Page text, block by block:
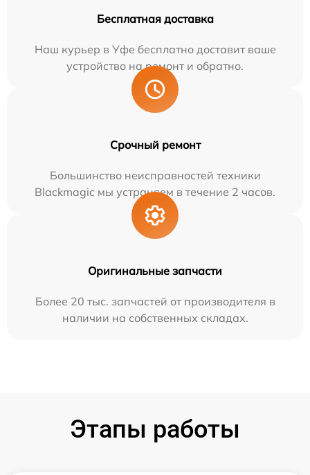
Бесплатная доставка
Наш курьер в Уфе бесплатно доставит ваше
устройство на ремонт и обратно.
Срочный ремонт
Большинство неисправностей техники
Blackmagic мы устраняем в течение 2 часов.
Оригинальные запчасти
Более 20 тыс. запчастей от производителя в
наличии на собственных складах.
Этапы работы